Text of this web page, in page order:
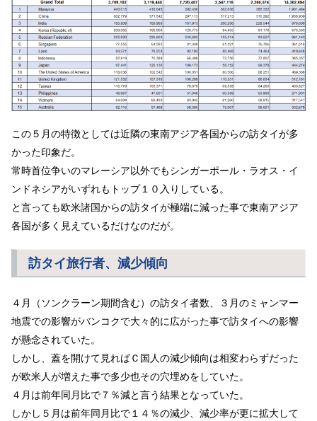
この５月の特徴としては近隣の東南アジア各国からの訪タイが多
かった印象だ。
常時首位争いのマレーシア以外でもシンガーポール・ラオス・イ
ンドネシアがいずれもトップ１０入りしている。
と言っても欧米諸国からの訪タイが極端に減った事で東南アジア
各国が多く見えているだけなのだが。
訪タイ旅行者、減少傾向
４月（ソンクラーン期間含む）の訪タイ者数、３月のミャンマー
地震での影響がバンコクで大々的に広がった事で訪タイへの影響
が懸念されていた。
しかし、蓋を開けて見ればＣ国人の減少傾向は相変わらずだった
が欧米人が増えた事で多少也その穴埋めをしていた。
４月は前年同月比で７％減と言う結果となっていた。
しかし５月は前年同月比で１４％の減少、減少率が更に拡大して